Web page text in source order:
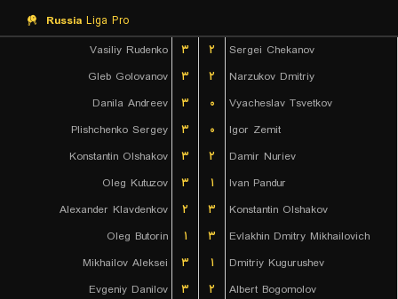
Russia Liga Pro
Vasiliy Rudenko
۳ ۲
Sergei Chekanov
Gleb Golovanov
۳ ۲
Narzukov Dmitriy
Danila Andreev
۳ ۰
Vyacheslav Tsvetkov
Plishchenko Sergey
۳ ۰
Igor Zemit
Konstantin Olshakov
۳ ۲
Damir Nuriev
Oleg Kutuzov
۳ ۱
Ivan Pandur
Alexander Klavdenkov
۲ ۳
Konstantin Olshakov
Oleg Butorin
۱ ۳
Evlakhin Dmitry Mikhailovich
Mikhailov Aleksei
۳ ۱
Dmitriy Kugurushev
Evgeniy Danilov
۳ ۲
Albert Bogomolov